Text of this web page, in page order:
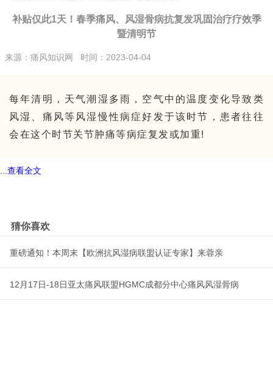
补贴仅此1天！春季痛风、风湿骨病抗复发巩固治疗疗效季
暨清明节
来源：痛风知识网 时间：2023-04-04
每年清明，天气潮湿多雨，空气中的温度变化导致类
风湿、痛风等风湿慢性病症好发于该时节，患者往往
会在这个时节关节肿痛等病症复发或加重!
...查看全文
猜你喜欢
重磅通知！本周末【欧洲抗风湿病联盟认证专家】来蓉亲
12月17日-18日亚太痛风联盟HGMC成都分中心痛风风湿骨病